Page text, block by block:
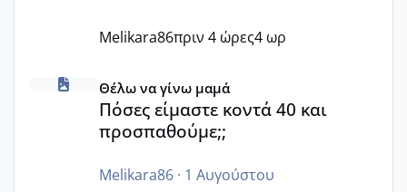
Melikara86πριν 4 ώρες4 ωρ
Πόσες είμαστε κοντά 40 και προσπαθούμε;;
Θέλω να γίνω μαμά
Πόσες είμαστε κοντά 40 και
προσπαθούμε;;
Melikara86· 1 Αυγούστου